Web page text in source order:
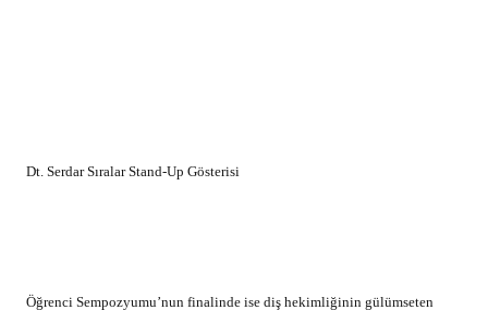
Dt. Serdar Sıralar Stand-Up Gösterisi
Öğrenci Sempozyumu’nun finalinde ise diş hekimliğinin gülümseten